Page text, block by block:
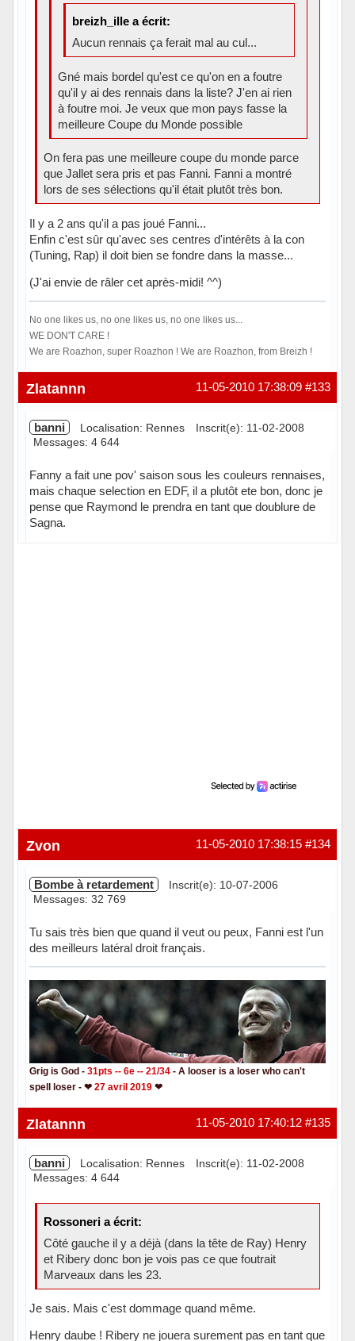
breizh_ille a écrit:
Aucun rennais ça ferait mal au cul...
Gné mais bordel qu'est ce qu'on en a foutre
qu'il y ai des rennais dans la liste? J'en ai rien
à foutre moi. Je veux que mon pays fasse la
meilleure Coupe du Monde possible
On fera pas une meilleure coupe du monde parce
que Jallet sera pris et pas Fanni. Fanni a montré
lors de ses sélections qu'il était plutôt très bon.
Il y a 2 ans qu'il a pas joué Fanni...
Enfin c'est sûr qu'avec ses centres d'intérêts à la con
(Tuning, Rap) il doit bien se fondre dans la masse...
(J'ai envie de râler cet après-midi! ^^)
No one likes us, no one likes us, no one likes us...
WE DON'T CARE !
We are Roazhon, super Roazhon ! We are Roazhon, from Breizh !
Hors ligne #133
11-05-2010 17:38:09
Zlatannn
banni Localisation: Rennes
Inscrit(e): 11-02-2008
Messages: 4 644
Fanny a fait une pov' saison sous les couleurs rennaises,
mais chaque selection en EDF, il a plutôt ete bon, donc je
pense que Raymond le prendra en tant que doublure de
Sagna.
#134
11-05-2010 17:38:15
Zvon
Bombe à retardement
Inscrit(e): 10-07-2006
Messages: 32 769
Tu sais très bien que quand il veut ou peux, Fanni est l'un
des meilleurs latéral droit français.
Grig is God - 31pts -- 6e -- 21/34 - A looser is a loser who can't
spell loser - ❤ 27 avril 2019❤
Hors ligne #135
11-05-2010 17:40:12
Zlatannn
banni Localisation: Rennes
Inscrit(e): 11-02-2008
Messages: 4 644
Rossoneri a écrit:
Côté gauche il y a déjà (dans la tête de Ray) Henry
et Ribery donc bon je vois pas ce que foutrait
Marveaux dans les 23.
Je sais. Mais c'est dommage quand même.
Henry daube ! Ribery ne jouera surement pas en tant que